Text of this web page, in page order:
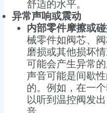
舒适的水平。
异常声响或震动
内部零件摩擦或
械零件如阀芯、
磨损或其他损坏
可能会产生异常
声音可能是间歇
的。例如，在一
以听到温控阀发